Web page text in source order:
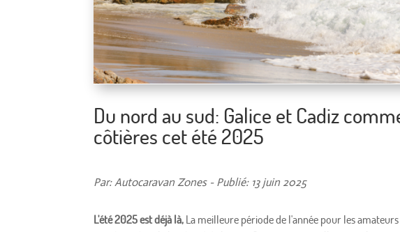
Du nord au sud: Galice et Cadiz
côtières cet été 2025
Par: Autocaravan Zones - Publié: 13 juin 2025
L'été 2025 est déjà là, La meilleure période de l'année pour les